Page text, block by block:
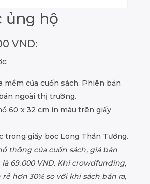
ủng hộ
VND:
mềm của cuốn sách. Phiên bản
ngoài thị trường.
60 x 32 cm in màu trên giấy
trong giấy bọc Long Thần Tướng.
thông của cuốn sách, giá bán
69.000 VND. Khi crowdfunding,
hơn 30% so với khi sách bán ra,